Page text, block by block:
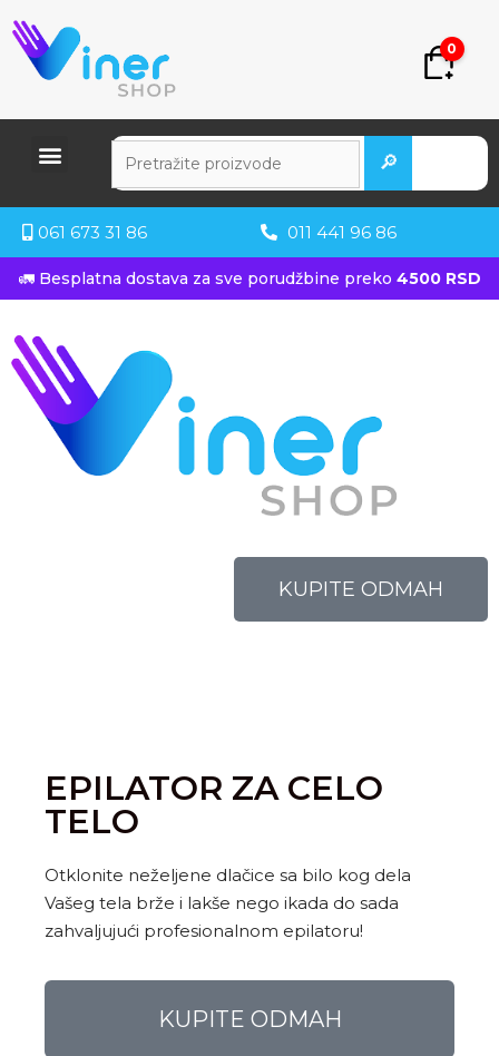
0
🔎
061 673 31 86 011 441 96 86
🚛 Besplatna dostava za sve porudžbine preko 4500 RSD
KUPITE ODMAH
EPILATOR ZA CELO
TELO
Otklonite neželjene dlačice sa bilo kog dela
Vašeg tela brže i lakše nego ikada do sada
zahvaljujući profesionalnom epilatoru!
KUPITE ODMAH